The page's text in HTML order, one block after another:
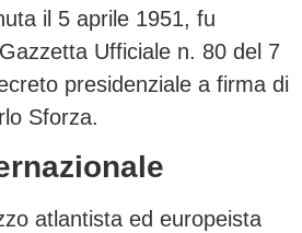
il 5 aprile 1951, fu
Ufficiale n. 80 del 7
presidenziale a firma di
Sforza.
atlantista ed europeista